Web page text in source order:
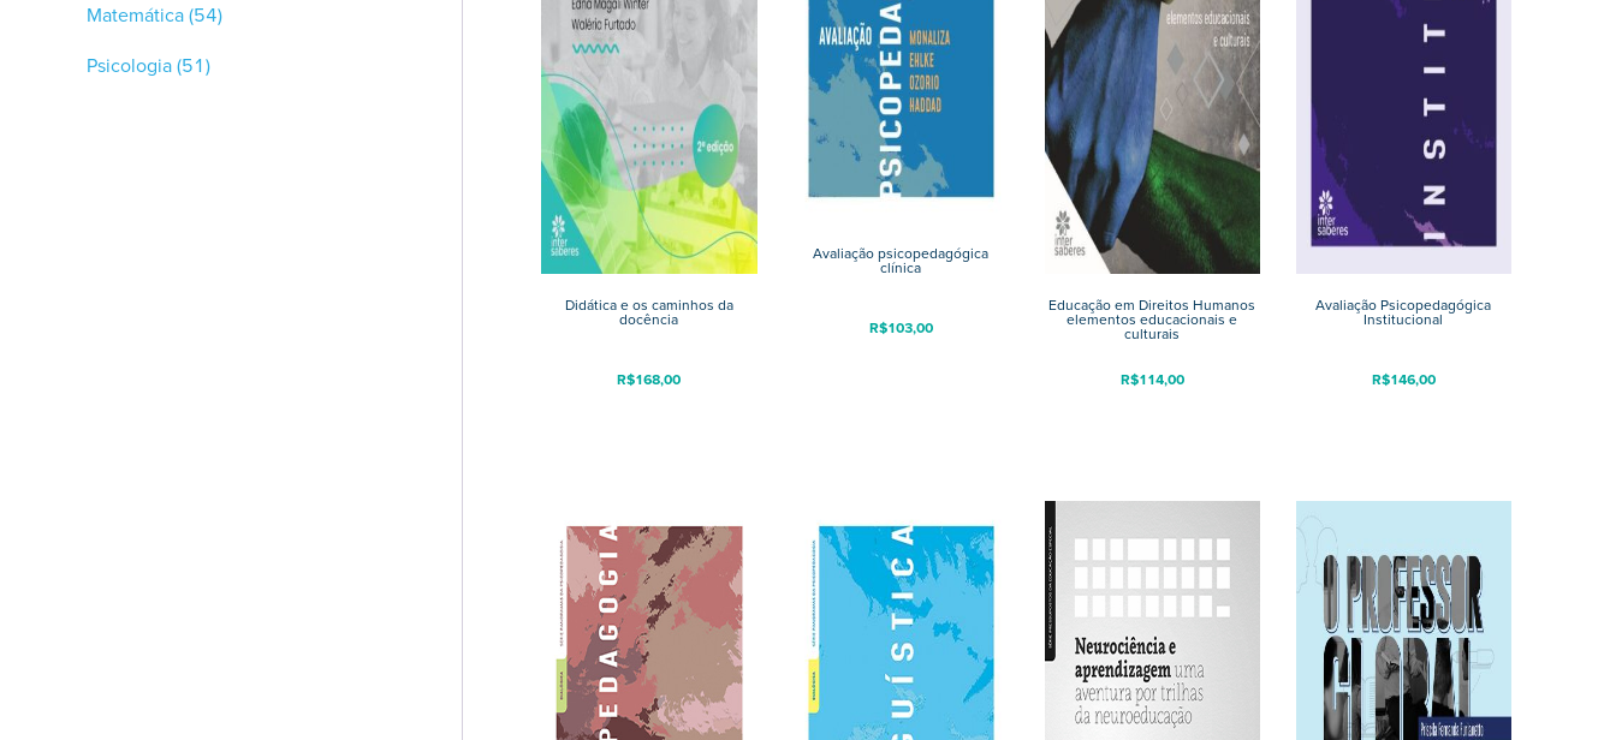
Matemática(54)
Psicologia(51)
Didática e os caminhos da
docência
R$168,00
Avaliação psicopedagógica
clínica
R$103,00
Educação em Direitos Humanos
elementos educacionais e
culturais
R$114,00
Avaliação Psicopedagógica
Institucional
R$146,00